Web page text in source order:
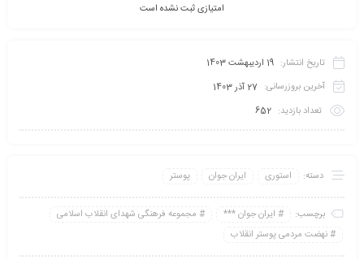
امتیازی ثبت نشده است
تاریخ انتشار: 19 اردیبهشت 1403
آخرین بروزرسانی: 27 آذر 1403
تعداد بازدید: 652
دسته: استوری ایران جوان پوستر
برچسب: ایران جوان ***
مجموعه فرهنگی شهدای انقلاب اسلامی
نهضت مردمی پوستر انقلاب